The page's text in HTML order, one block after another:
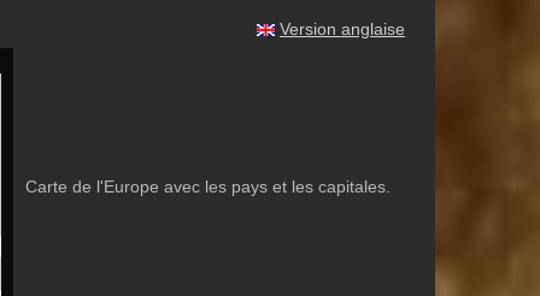
Version anglaise
Carte de l'Europe avec les pays et les capitales.